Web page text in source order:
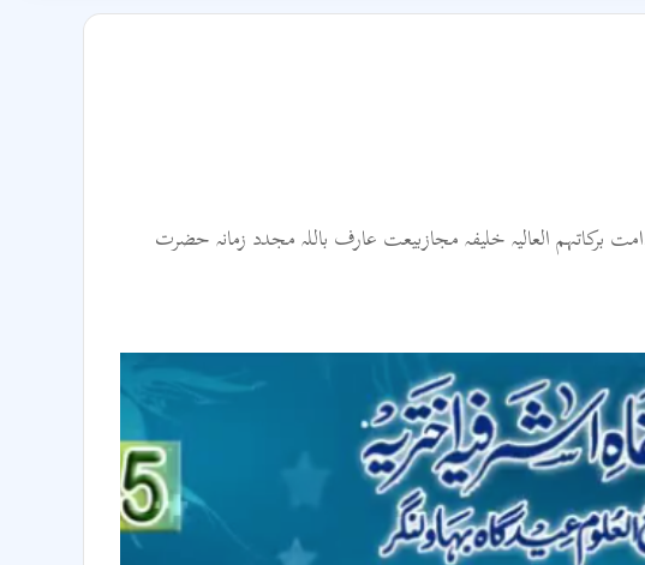
العالیہ خلیفہ مجازبیعت عارف باللہ مجدد زمانہ حضرت